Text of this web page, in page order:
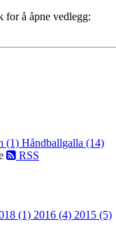
for å åpne vedlegg:
(1) Håndballgalla (14)
RSS
(1) 2016 (4) 2015 (5)